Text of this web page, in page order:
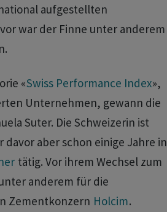
aufgestellten
war der Finne unter anderem
«Swiss Performance Index»,
Unternehmen, gewann die
Suter. Die Schweizerin ist
davor aber schon einige Jahre in
tätig. Vor ihrem Wechsel zum
anderem für die
Zementkonzern Holcim.